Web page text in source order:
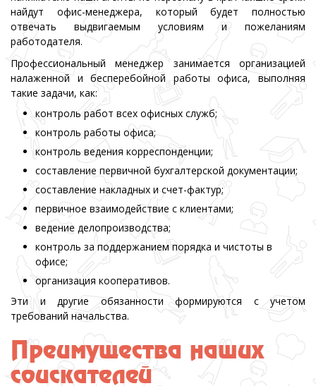
найдут офис-менеджера, который будет полностью
отвечать выдвигаемым условиям и пожеланиям
работодателя.
Профессиональный менеджер занимается организацией
налаженной и бесперебойной работы офиса, выполняя
такие задачи, как:
контроль работ всех офисных служб;
контроль работы офиса;
контроль ведения корреспонденции;
составление первичной бухгалтерской документации;
составление накладных и счет-фактур;
первичное взаимодействие с клиентами;
ведение делопроизводства;
контроль за поддержанием порядка и чистоты в
офисе;
организация кооперативов.
Эти и другие обязанности формируются с учетом
требований начальства.
Преимущества наших
соискателей